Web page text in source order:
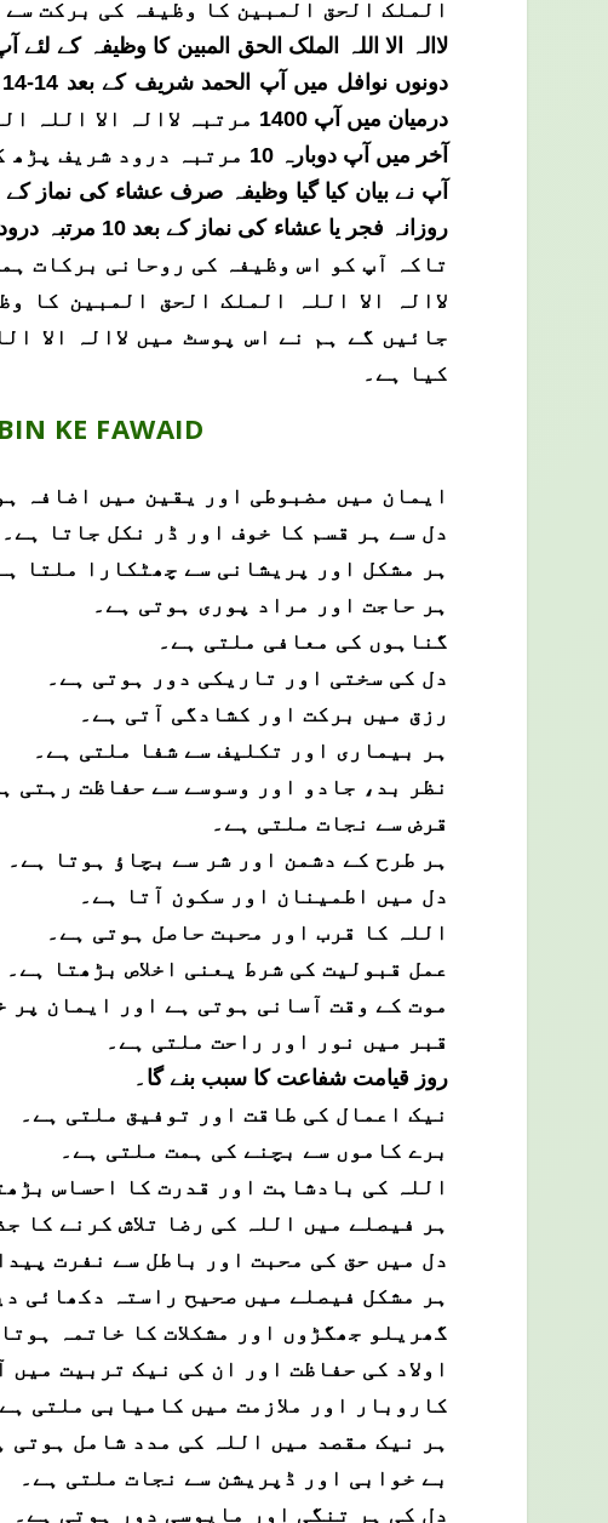
الملک الحق المبین کا وظیفہ کی برکت
لاالہ الا اللہ الملک الحق المبین کا وظیفہ
درمیان میں آپ 1400 مرتبہ لاالہ الا اللہ الملک الحق المبین محبت سے ورد کریں ۔
آخر میں آپ دوبارہ 10 مرتبہ درود شریف پڑھ کر اس وظیفہ کو بند کردیں ۔
تاکہ آپ کو اس وظیفہ کی روحانی برکات
لاالہ الا اللہ الملک الحق المبین
جائیں گے ہم نے اس پوسٹ میں لاالہ الا
کیا ہے۔
KE FAWAID
ایمان میں مضبوطی اور یقین میں اضافہ
دل سے ہر قسم کا خوف اور ڈر نکل جاتا ہے۔
ہر مشکل اور پریشانی سے چھٹکارا ملتا
ہر حاجت اور مراد پوری ہوتی ہے۔
گناہوں کی معافی ملتی ہے۔
دل کی سختی اور تاریکی دور ہوتی ہے۔
رزق میں برکت اور کشادگی آتی ہے۔
ہر بیماری اور تکلیف سے شفا ملتی ہے۔
نظر بد، جادو اور وسوسے سے حفاظت رہتی
قرض سے نجات ملتی ہے۔
ہر طرح کے دشمن اور شر سے بچاؤ ہوتا ہے۔
دل میں اطمینان اور سکون آتا ہے۔
اللہ کا قرب اور محبت حاصل ہوتی ہے۔
عمل قبولیت کی شرط یعنی اخلاص بڑھتا ہے۔
موت کے وقت آسانی ہوتی ہے اور ایمان پر
قبر میں نور اور راحت ملتی ہے۔
روز قیامت شفاعت کا سبب بنے گا۔
نیک اعمال کی طاقت اور توفیق ملتی ہے۔
برے کاموں سے بچنے کی ہمت ملتی ہے۔
اللہ کی بادشاہت اور قدرت کا احساس
ہر فیصلے میں اللہ کی رضا تلاش کرنے کا
دل میں حق کی محبت اور باطل سے نفرت
ہر مشکل فیصلے میں صحیح راستہ دکھائی
گھریلو جھگڑوں اور مشکلات کا خاتمہ
اولاد کی حفاظت اور ان کی نیک تربیت میں
کاروبار اور ملازمت میں کامیابی ملتی
ہر نیک مقصد میں اللہ کی مدد شامل ہوتی
بے خوابی اور ڈپریشن سے نجات ملتی ہے۔
دل کی ہر تنگی اور مایوسی دور ہوتی ہے۔